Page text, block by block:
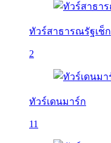
ทัวร์สาธารณรัฐเช็ก
2
ทัวร์เดนมาร์ก
11